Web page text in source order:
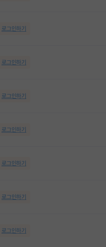
로그인하기
로그인하기
로그인하기
로그인하기
로그인하기
로그인하기
로그인하기